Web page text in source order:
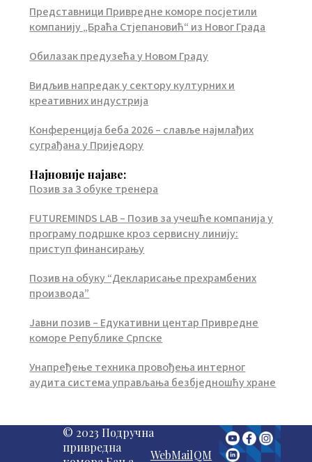
Представници Привредне коморе посјетили
компанију „Браћа Стјепановић“ из Новог Града
Обилазак предузећа у Новом Граду
Видљив напредак у сектору културних и
креативних индустрија
Конференција беба 2026 – славље најмлађих
суграђана у Приједору
Најновије најаве:
Позив за 3 обуке тренера
FUTUREMINDS LAB – Позив за учешће компанија у
програму подршке кроз сервисну линију:
приступ финансирању
Позив на обуку “Декларисање прехрамбених
производа”
Јавни позив – Едукативни центар Привредне
коморе Републике Српске
Унапређење техника провођења интерног
аудита система управљања безбједношћу хране
© 2023 Подручна
привредна
WebMailQM